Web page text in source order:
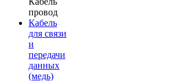
провод
Кабель
для связи
и
передачи
данных
(медь)